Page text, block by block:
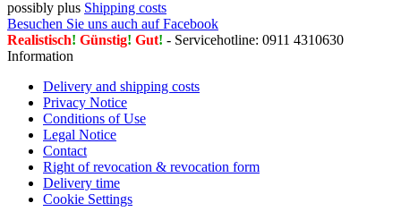
possibly plus Shipping costs
Besuchen Sie uns auch auf Facebook
Realistisch! Günstig! Gut! - Servicehotline: 0911 4310630
Information
Delivery and shipping costs
Privacy Notice
Conditions of Use
Legal Notice
Contact
Right of revocation & revocation form
Delivery time
Cookie Settings